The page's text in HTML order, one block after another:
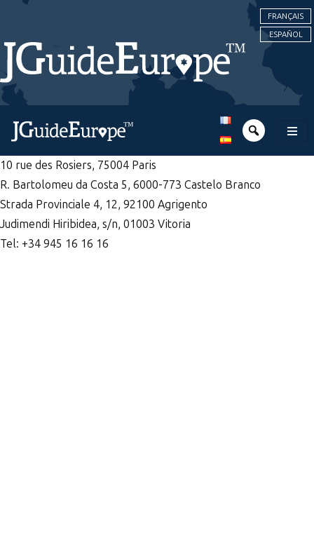
FRANÇAIS
ESPAÑOL
10 rue des Rosiers, 75004 Paris
R. Bartolomeu da Costa 5, 6000-773 Castelo Branco
Strada Provinciale 4, 12, 92100 Agrigento
Judimendi Hiribidea, s/n, 01003 Vitoria
Tel: +34 945 16 16 16